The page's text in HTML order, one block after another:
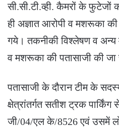
सी.सी.टी.व्ही. कैमरों के
ही अज्ञात आरोपी व मशरूका
गये। तकनीकी विश्लेषण व अन्य
व मशरूका की पतासाजी की जा
पतासाजी के दौरान टीम के
क्षेत्रांतर्गत सतीश ट्रक
जी/04/एल के/8526 एवं उसमें